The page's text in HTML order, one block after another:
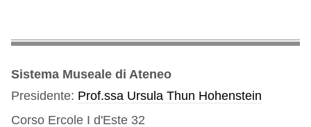
Sistema Museale di Ateneo
Presidente: Prof.ssa Ursula Thun Hohenstein
Corso Ercole I d'Este 32